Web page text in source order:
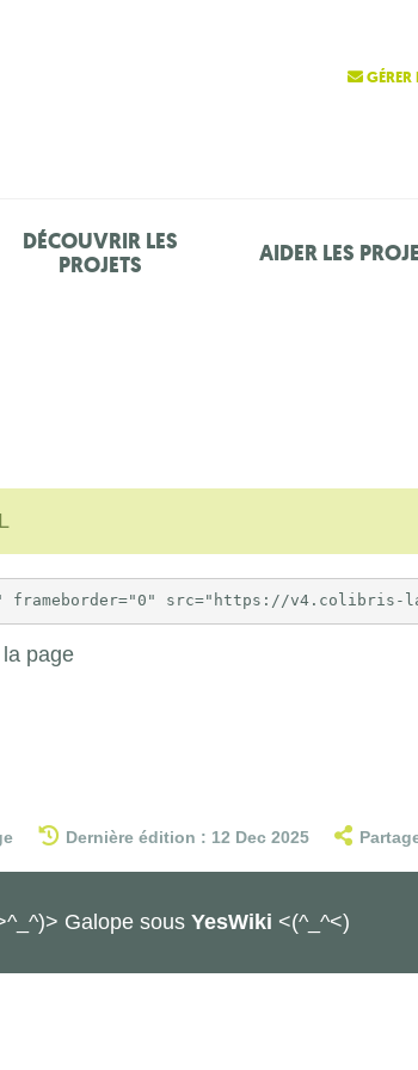
DÉCOUVRIR LES
PROJETS
AIDER LES
page
Dernière édition : 12 Dec 2025
Galope sous YesWiki <(^_^<)